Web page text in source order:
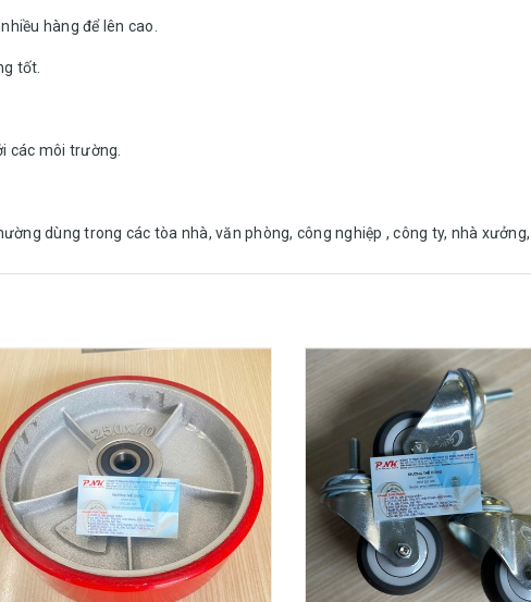
hàng để lên cao.
tốt.
các môi trường.
dùng trong các tòa nhà, văn phòng, công nghiệp , công ty, nhà